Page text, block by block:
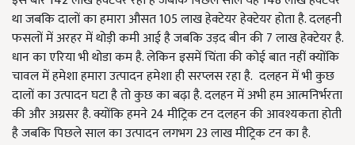
था जबकि दालों का हमारा औसत 105 लाख हेक्टेयर हेक्टेयर होता है.दलहनी
फसलों में अरहर में थोड़ी कमी आई है जबकि उड़द बीन की 7 लाख हेक्टेयर है.
धान का एरिया भी थोडा कम है. लेकिन इसमें चिंता की कोई बात नहीं क्योंकि
चावल में हमेशा हमारा उत्पादन हमेशा ही सरप्लस रहा है. दलहन में भी कुछ
दालों का उत्पादन घटा है तो कुछ का बढ़ा है. दलहन में अभी हम आत्मनिर्भरता
की और अग्रसर है. क्योंकि हमने 24 मीट्रिक टन दलहन की आवश्यकता होती
है जबकि पिछले साल का उत्पादन लगभग 23 लाख मीट्रिक टन का है.